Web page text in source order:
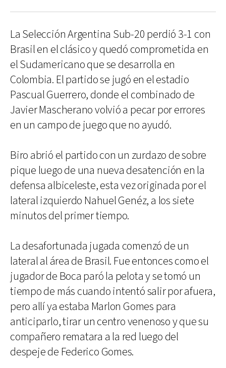
La Selección Argentina Sub-20 perdió 3-1 con
Brasil en el clásico y quedó comprometida en
el Sudamericano que se desarrolla en
Colombia. El partido se jugó en el estadio
Pascual Guerrero, donde el combinado de
Javier Mascherano volvió a pecar por errores
en un campo de juego que no ayudó.
Biro abrió el partido con un zurdazo de sobre
pique luego de una nueva desatención en la
defensa albiceleste, esta vez originada por el
lateral izquierdo Nahuel Genéz, a los siete
minutos del primer tiempo.
La desafortunada jugada comenzó de un
lateral al área de Brasil. Fue entonces como el
jugador de Boca paró la pelota y se tomó un
tiempo de más cuando intentó salir por afuera,
pero allí ya estaba Marlon Gomes para
anticiparlo, tirar un centro venenoso y que su
compañero rematara a la red luego del
despeje de Federico Gomes.